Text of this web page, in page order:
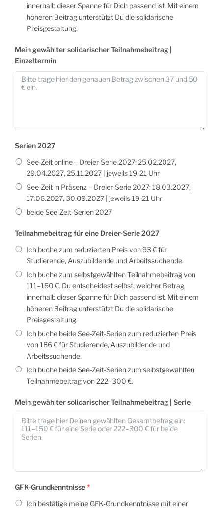
innerhalb dieser Spanne für Dich passend ist. Mit einem
höheren Beitrag unterstützt Du die solidarische
Preisgestaltung.
Mein gewählter solidarischer Teilnahmebeitrag |
Einzeltermin
Serien 2027
See-Zeit online – Dreier-Serie 2027: 25.02.2027,
29.04.2027, 25.11.2027 | jeweils 19-21 Uhr
See-Zeit in Präsenz – Dreier-Serie 2027: 18.03.2027,
17.06.2027, 30.09.2027 | jeweils 19-21 Uhr
beide See-Zeit-Serien 2027
Teilnahmebeitrag für eine Dreier-Serie 2027
Ich buche zum reduzierten Preis von 93 € für
Studierende, Auszubildende und Arbeitssuchende.
Ich buche zum selbstgewählten Teilnahmebeitrag von
111–150 €. Du entscheidest selbst, welcher Betrag
innerhalb dieser Spanne für Dich passend ist. Mit einem
höheren Beitrag unterstützt Du die solidarische
Preisgestaltung.
Ich buche beide See-Zeit-Serien zum reduzierten Preis
von 186 € für Studierende, Auszubildende und
Arbeitssuchende.
Ich buche beide See-Zeit-Serien zum selbstgewählten
Teilnahmebeitrag von 222–300 €.
Mein gewählter solidarischer Teilnahmebeitrag | Serie
GFK-Grundkenntnisse*
Ich bestätige meine GFK-Grundkenntnisse mit einer